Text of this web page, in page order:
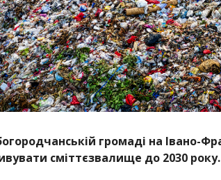
громаді на Івано-
сміттєзвалище до 2030 року.